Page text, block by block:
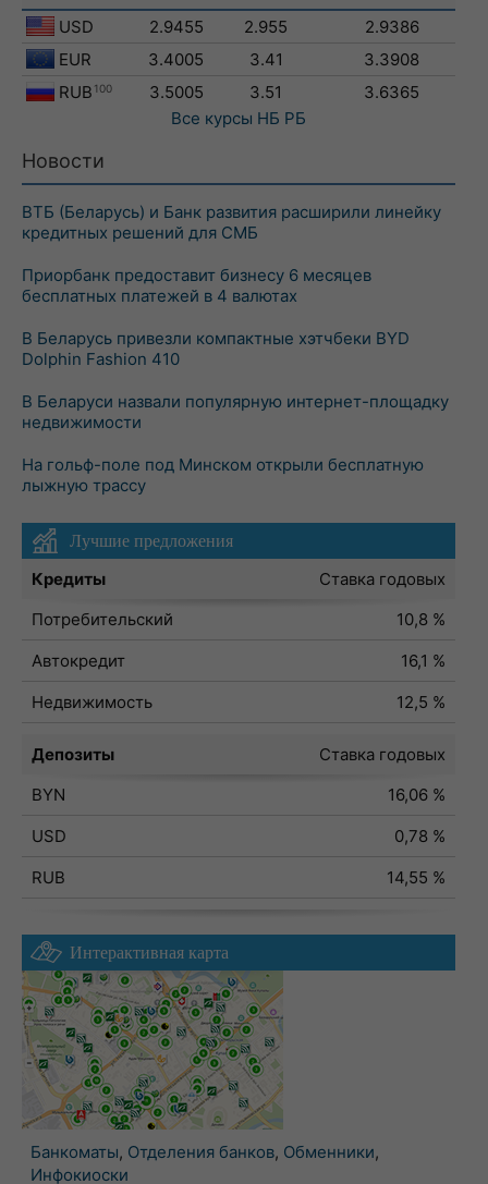
USD 2.9455 2.955
2.9386
EUR
3.4005 3.41
3.3908
RUB 100 3.5005 3.51
3.6365
Все курсы НБ РБ
Новости
ВТБ (Беларусь) и Банк развития расширили линейку
кредитных решений для СМБ
Приорбанк предоставит бизнесу 6 месяцев
бесплатных платежей в 4 валютах
В Беларусь привезли компактные хэтчбеки BYD
Dolphin Fashion 410
В Беларуси назвали популярную интернет-площадку
недвижимости
На гольф-поле под Минском открыли бесплатную
лыжную трассу
Лучшие предложения
Кредиты
Ставка годовых
Потребительский
10,8 %
Автокредит
16,1 %
Недвижимость
12,5 %
Депозиты
Ставка годовых
BYN
16,06 %
USD
0,78 %
RUB
14,55 %
Интерактивная карта
Банкоматы, Отделения банков, Обменники,
Инфокиоски